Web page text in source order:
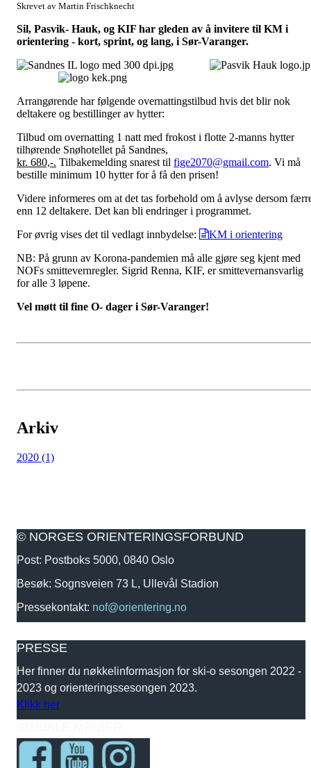
Skrevet av Martin Frischknecht
Sil, Pasvik- Hauk, og KIF har gleden av å invitere til KM i
orientering - kort, sprint, og lang, i Sør-Varanger.
Arrangørende har følgende overnattingstilbud hvis det blir nok
deltakere og bestillinger av hytter:
Tilbud om overnatting 1 natt med frokost i flotte 2-manns hytter
tilhørende Snøhotellet på Sandnes,
kr. 680,-. Tilbakemelding snarest til fige2070@gmail.com. Vi må
bestille minimum 10 hytter for å få den prisen!
Videre informeres om at det tas forbehold om å avlyse dersom
enn 12 deltakere. Det kan bli endringer i programmet.
For øvrig vises det til vedlagt innbydelse:
KM i orientering
NB: På grunn av Korona-pandemien må alle gjøre seg kjent med
NOFs smittevernregler. Sigrid Renna, KIF, er smittevernansvarlig
for alle 3 løpene.
Vel møtt til fine O- dager i Sør-Varanger!
Arkiv
2020 (1)
© NORGES ORIENTERINGSFORBUND
Post: Postboks 5000, 0840 Oslo
Besøk: Sognsveien 73 L, Ullevål Stadion
Pressekontakt: nof@orientering.no
PRESSE
Her finner du nøkkelinformasjon for ski-o sesongen 2022 -
2023 og orienteringssesongen 2023.
Klikk her